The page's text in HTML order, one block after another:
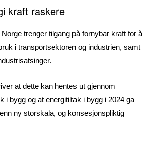
kraft raskere
trenger tilgang på fornybar kraft for å
i transportsektoren og industrien, samt
at dette kan hentes ut gjennom
i bygg og at energitiltak i bygg i 2024 ga
ny storskala, og konsesjonspliktig